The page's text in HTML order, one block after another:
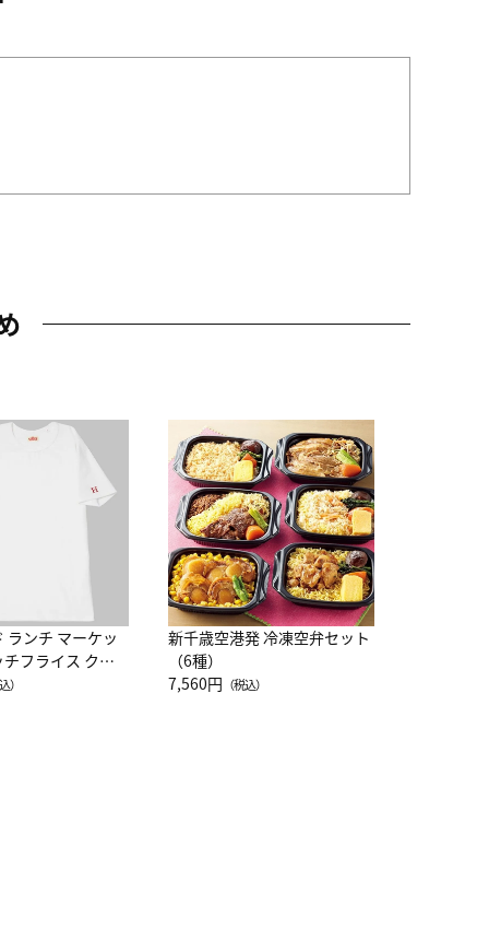
ランチ マーケッ
チフライス クル
半袖Ｔシャツ
）
新千歳空港発 冷凍空弁セット
（6種）
7,560円 （税込）